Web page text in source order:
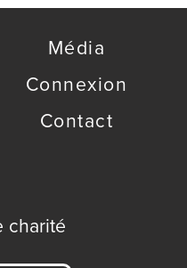
Média
Connexion
Contact
charité